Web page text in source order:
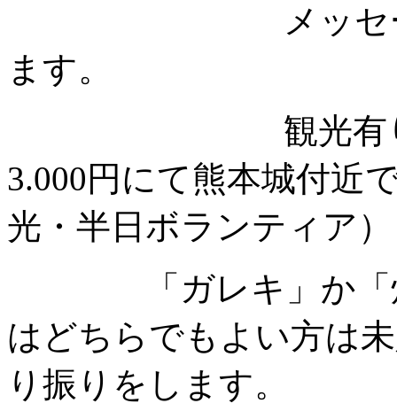
メッセージ欄
ます。
観光有り無し
3.000円にて熊本城付近
光・半日ボランティア）
「ガレキ」か「炊
はどちらでもよい方は
り振りをします。